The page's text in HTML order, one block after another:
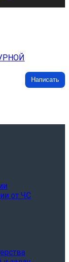
об
Написать
от ЧС